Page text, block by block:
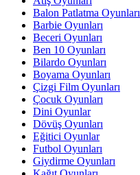
Balon Patlatma Oyunları
Barbie Oyunları
Beceri Oyunları
Ben 10 Oyunları
Bilardo Oyunları
Boyama Oyunları
Çizgi Film Oyunları
Çocuk Oyunları
Dini Oyunlar
Dövüş Oyunları
Eğitici Oyunlar
Futbol Oyunları
Giydirme Oyunları